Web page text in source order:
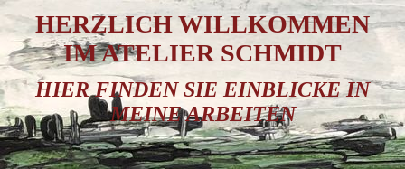
HERZLICH WILLKOMMEN
IM ATELIER SCHMIDT
HIER FINDEN SIE EINBLICKE IN
MEINE ARBEITEN